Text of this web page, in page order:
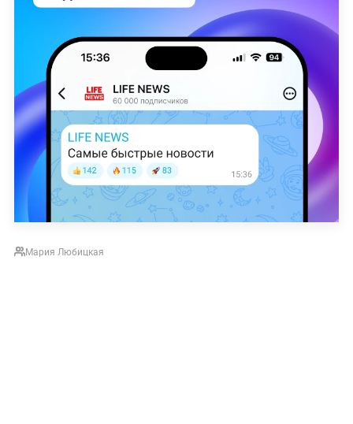
Мария Любицкая